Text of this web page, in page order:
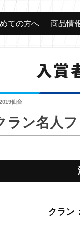
ての方へ 商品情
入賞
仙台
ラン名人
クラン